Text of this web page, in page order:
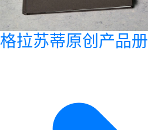
格拉苏蒂原创产品册